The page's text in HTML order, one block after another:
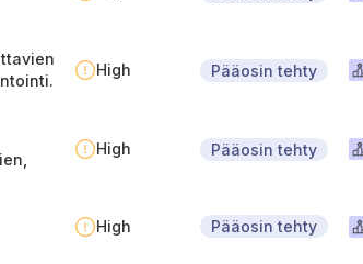
High Pääosin tehty
High Pääosin tehty
High Pääosin tehty